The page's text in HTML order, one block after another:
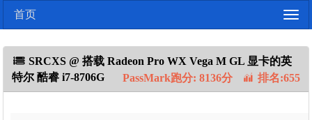
首页
SRCXS @ 搭载 Radeon Pro WX Vega M GL 显卡的英
特尔 酷睿 i7-8706G
PassMark跑分: 8136分 排名:655